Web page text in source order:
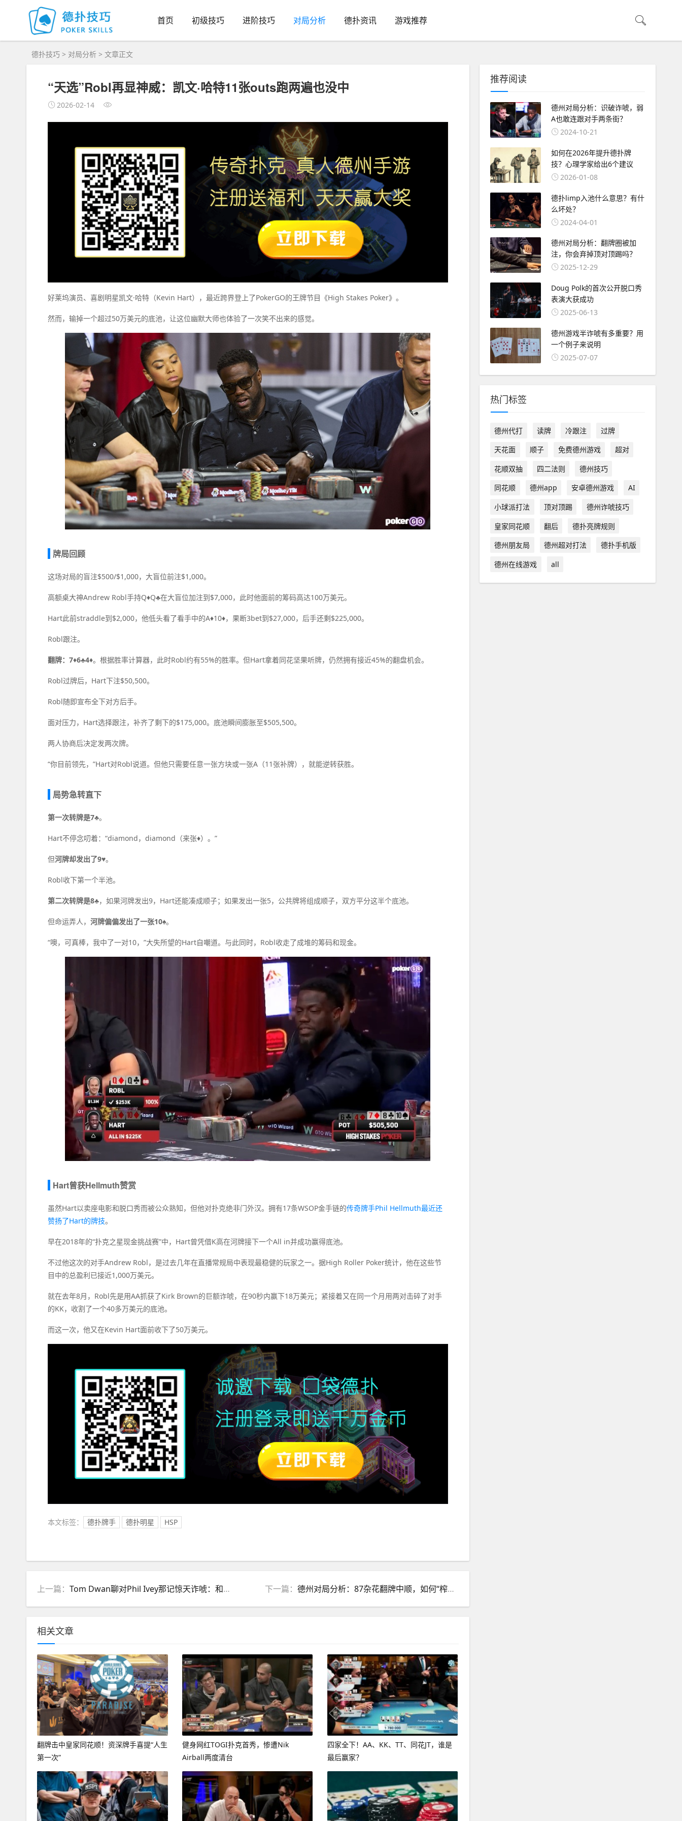
首页 初级技巧 进阶技巧 对局分析 德扑资讯 游戏推荐
德扑技巧 > 对局分析 > 文章正文
“天选”Robl再显神威：凯文·哈特11张outs跑两遍也没中
2026-02-14
好莱坞演员、喜剧明星凯文·哈特（Kevin Hart），最近跨界登上了PokerGO的王牌节目《High Stakes Poker》。
然而，输掉一个超过50万美元的底池，让这位幽默大师也体验了一次笑不出来的感觉。
牌局回顾
这场对局的盲注$500/$1,000，大盲位前注$1,000。
高额桌大神Andrew Robl手持Q♦Q♣在大盲位加注到$7,000，此时他面前的筹码高达100万美元。
Hart此前straddle到$2,000，他低头看了看手中的A♦10♦，果断3bet到$27,000，后手还剩$225,000。
Robl跟注。
翻牌：7♦6♣4♦。根据胜率计算器，此时Robl约有55%的胜率。但Hart拿着同花坚果听牌，仍然拥有接近45%的翻盘机会。
Robl过牌后，Hart下注$50,500。
Robl随即宣布全下对方后手。
面对压力，Hart选择跟注，补齐了剩下的$175,000。底池瞬间膨胀至$505,500。
两人协商后决定发两次牌。
“你目前领先，”Hart对Robl说道。但他只需要任意一张方块或一张A（11张补牌），就能逆转获胜。
局势急转直下
第一次转牌是7♣。
Hart不停念叨着：“diamond，diamond（来张♦）。”
但河牌却发出了9♥。
Robl收下第一个半池。
第二次转牌是8♣，如果河牌发出9，Hart还能凑成顺子；如果发出一张5，公共牌将组成顺子，双方平分这半个底池。
但命运弄人， 河牌偏偏发出了一张10♠。
“噢，可真棒，我中了一对10，”大失所望的Hart自嘲道。与此同时，Robl收走了成堆的筹码和现金。
Hart曾获Hellmuth赞赏
虽然Hart以卖座电影和脱口秀而被公众熟知，但他对扑克绝非门外汉。拥有17条WSOP金手链的传奇牌手Phil Hellmuth最近还
赞扬了Hart的牌技。
早在2018年的“扑克之星现金挑战赛”中，Hart曾凭借K高在河牌接下一个All in并成功赢得底池。
不过他这次的对手Andrew Robl，是过去几年在直播常规局中表现最稳健的玩家之一。据High Roller Poker统计，他在这些节
目中的总盈利已接近1,000万美元。
就在去年8月，Robl先是用AA抓获了Kirk Brown的巨额诈唬，在90秒内赢下18万美元；紧接着又在同一个月用两对击碎了对手
的KK，收割了一个40多万美元的底池。
而这一次，他又在Kevin Hart面前收下了50万美元。
本文标签： 德扑牌手 德扑明星 HSP
上一篇： Tom Dwan聊对Phil Ivey那记惊天诈唬：和大家想的不一样 下一篇： 德州对局分析：87杂花翻牌中顺，如何“榨干”对手筹码
相关文章
翻牌击中皇家同花顺！资深牌手喜提“人生
第一次”
健身网红TOGI扑克首秀，惨遭Nik
Airball两度清台
四家全下！AA、KK、TT、同花JT，谁是
最后赢家？
推荐阅读
德州对局分析：识破诈唬，弱
A也敢连跟对手两条街？
2024-10-21
如何在2026年提升德扑牌
技？心理学家给出6个建议
2026-01-08
德扑limp入池什么意思？有什
么坏处？
2024-04-01
德州对局分析：翻牌圈被加
注，你会弃掉顶对顶踢吗？
2025-12-29
Doug Polk的首次公开脱口秀
表演大获成功
2025-06-13
德州游戏半诈唬有多重要？用
一个例子来说明
2025-07-07
热门标签
德州代打 读牌 冷跟注
过牌
天花面
顺子 免费德州游戏
超对
花顺双抽
四二法则
德州技巧
同花顺
德州app 安卓德州游戏
AI
小球派打法
顶对顶踢
德州诈唬技巧
皇家同花顺
翻后
德扑亮牌规则
德州朋友局
德州超对打法
德扑手机版
德州在线游戏
all